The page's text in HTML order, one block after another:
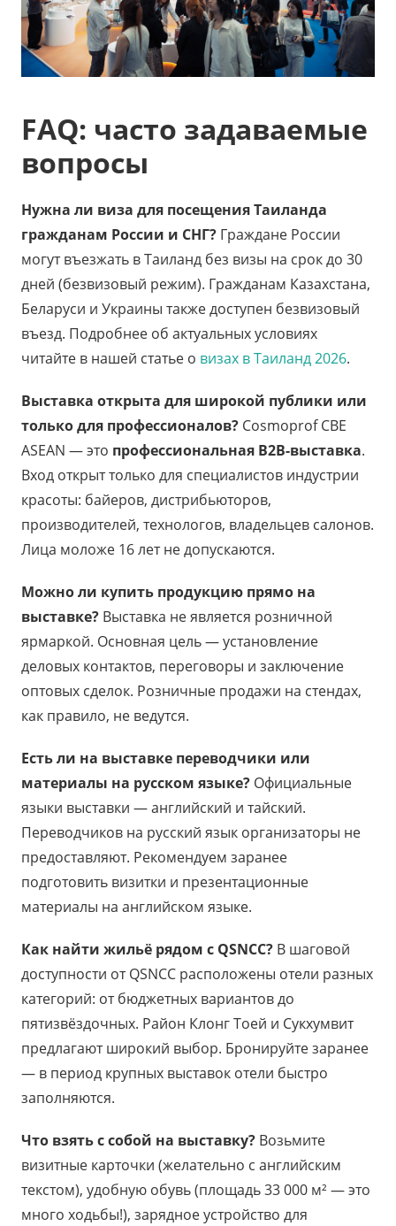
FAQ: часто задаваемые
вопросы
Нужна ли виза для посещения Таиланда
гражданам России и СНГ? Граждане России
могут въезжать в Таиланд без визы на срок до 30
дней (безвизовый режим). Гражданам Казахстана,
Беларуси и Украины также доступен безвизовый
въезд. Подробнее об актуальных условиях
читайте в нашей статье о визах в Таиланд 2026.
Выставка открыта для широкой публики или
только для профессионалов? Cosmoprof CBE
ASEAN — это профессиональная B2B-выставка.
Вход открыт только для специалистов индустрии
красоты: байеров, дистрибьюторов,
производителей, технологов, владельцев салонов.
Лица моложе 16 лет не допускаются.
Можно ли купить продукцию прямо на
выставке? Выставка не является розничной
ярмаркой. Основная цель — установление
деловых контактов, переговоры и заключение
оптовых сделок. Розничные продажи на стендах,
как правило, не ведутся.
Есть ли на выставке переводчики или
материалы на русском языке? Официальные
языки выставки — английский и тайский.
Переводчиков на русский язык организаторы не
предоставляют. Рекомендуем заранее
подготовить визитки и презентационные
материалы на английском языке.
Как найти жильё рядом с QSNCC? В шаговой
доступности от QSNCC расположены отели разных
категорий: от бюджетных вариантов до
пятизвёздочных. Район Клонг Тоей и Сукхумвит
предлагают широкий выбор. Бронируйте заранее
— в период крупных выставок отели быстро
заполняются.
Что взять с собой на выставку? Возьмите
визитные карточки (желательно с английским
текстом), удобную обувь (площадь 33 000 м² — это
много ходьбы!), зарядное устройство для